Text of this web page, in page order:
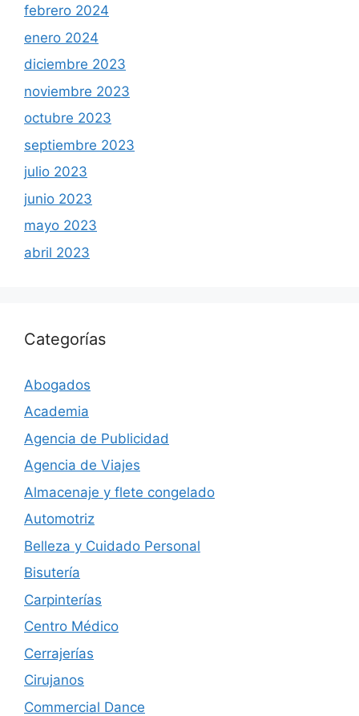
febrero 2024
enero 2024
diciembre 2023
noviembre 2023
octubre 2023
septiembre 2023
julio 2023
junio 2023
mayo 2023
abril 2023
Categorías
Abogados
Academia
Agencia de Publicidad
Agencia de Viajes
Almacenaje y flete congelado
Automotriz
Belleza y Cuidado Personal
Bisutería
Carpinterías
Centro Médico
Cerrajerías
Cirujanos
Commercial Dance